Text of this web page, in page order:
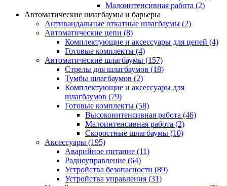
Малоинтенсивная работа (2)
Автоматические шлагбаумы и барьеры
Антивандальные откатные шлагбаумы (2)
Автоматические цепи (8)
Комплектующие и аксессуары для цепей (4)
Готовые комплекты (4)
Автоматические шлагбаумы (157)
Стрелы для шлагбаумов (18)
Тумбы шлагбаумов (2)
Комплектующие и аксессуары для
шлагбаумов (79)
Готовые комплекты (58)
Высокоинтенсивная работа (46)
Малоинтенсивная работа (2)
Скоростные шлагбаумы (10)
Аксессуары (195)
Аварийное питание (11)
Радиоуправление (64)
Устройства безопасности (89)
Устройства управления (31)